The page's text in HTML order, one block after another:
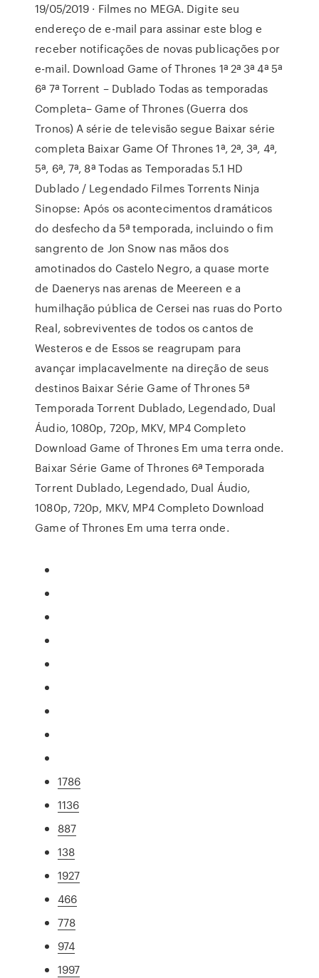
19/05/2019 · Filmes no MEGA. Digite seu
endereço de e-mail para assinar este blog e
receber notificações de novas publicações por
e-mail. Download Game of Thrones 1ª 2ª 3ª 4ª 5ª
6ª 7ª Torrent – Dublado Todas as temporadas
Completa– Game of Thrones (Guerra dos
Tronos) A série de televisão segue Baixar série
completa Baixar Game Of Thrones 1ª, 2ª, 3ª, 4ª,
5ª, 6ª, 7ª, 8ª Todas as Temporadas 5.1 HD
Dublado / Legendado Filmes Torrents Ninja
Sinopse: Após os acontecimentos dramáticos
do desfecho da 5ª temporada, incluindo o fim
sangrento de Jon Snow nas mãos dos
amotinados do Castelo Negro, a quase morte
de Daenerys nas arenas de Meereen e a
humilhação pública de Cersei nas ruas do Porto
Real, sobreviventes de todos os cantos de
Westeros e de Essos se reagrupam para
avançar implacavelmente na direção de seus
destinos Baixar Série Game of Thrones 5ª
Temporada Torrent Dublado, Legendado, Dual
Áudio, 1080p, 720p, MKV, MP4 Completo
Download Game of Thrones Em uma terra onde.
Baixar Série Game of Thrones 6ª Temporada
Torrent Dublado, Legendado, Dual Áudio,
1080p, 720p, MKV, MP4 Completo Download
Game of Thrones Em uma terra onde.
1786
1136
887
138
1927
466
778
974
1997